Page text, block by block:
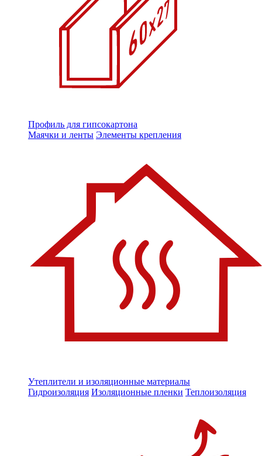
Профиль для гипсокартона
Маячки и ленты Элементы крепления
Утеплители и изоляционные материалы
Гидроизоляция Изоляционные пленки Теплоизоляция